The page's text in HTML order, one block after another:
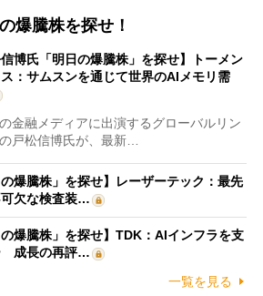
爆騰株を探せ！
信博氏「明日の爆騰株」を探せ】トーメン
：サムスンを通じて世界のAIメモリ需
金融メディアに出演するグローバルリン
戸松信博氏が、最新…
の爆騰株」を探せ】レーザーテック：最先
欠な検査装…
の爆騰株」を探せ】TDK：AIインフラを支
成長の再評…
一覧を見る